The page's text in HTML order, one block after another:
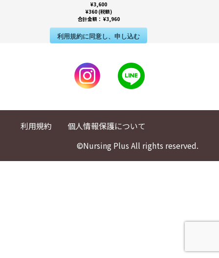
¥3,600
¥360 (税額)
合計金額： ¥3,960
利用規約に同意し、申し込む
利用規約
個人情報保護について
©Nursing Plus All rights reserved.